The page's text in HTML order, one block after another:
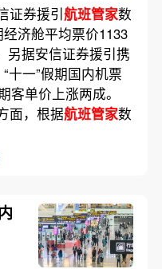
证券援引航班管家数
济舱平均票价1133
另据安信证券援引携
十一”假期国内机票
客单价上涨两成。
面，根据航班管家数